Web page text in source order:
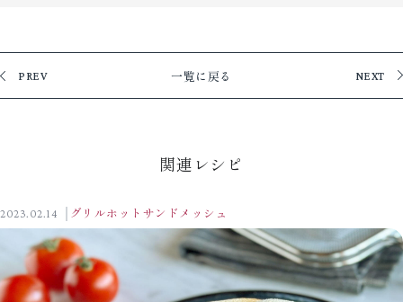
PREV 一覧に戻る NEXT
関連レシピ
2023.02.14 グリルホットサンドメッシュ